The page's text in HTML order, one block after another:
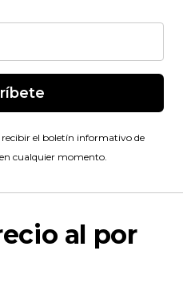
el boletín informativo de
cualquier momento.
al por